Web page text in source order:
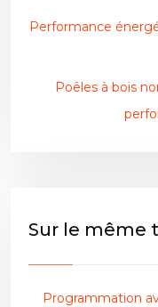
Performance
Poêles à bois
Sur le même
Programmation